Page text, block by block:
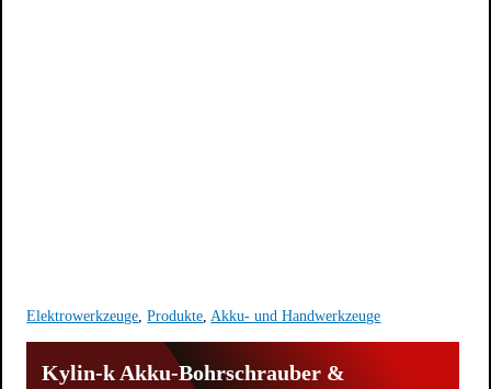
Elektrowerkzeuge ,Produkte Akku- und Handwerkzeuge
Kylin-k Akku-Bohrschrauber &